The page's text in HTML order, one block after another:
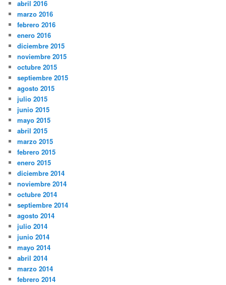
abril 2016
marzo 2016
febrero 2016
enero 2016
diciembre 2015
noviembre 2015
octubre 2015
septiembre 2015
agosto 2015
julio 2015
junio 2015
mayo 2015
abril 2015
marzo 2015
febrero 2015
enero 2015
diciembre 2014
noviembre 2014
octubre 2014
septiembre 2014
agosto 2014
julio 2014
junio 2014
mayo 2014
abril 2014
marzo 2014
febrero 2014